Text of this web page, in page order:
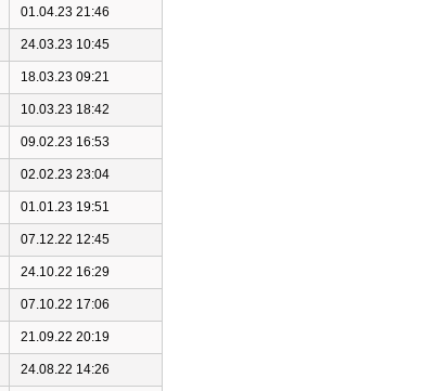
01.04.23 21:46
24.03.23 10:45
18.03.23 09:21
10.03.23 18:42
09.02.23 16:53
02.02.23 23:04
01.01.23 19:51
07.12.22 12:45
24.10.22 16:29
07.10.22 17:06
21.09.22 20:19
24.08.22 14:26